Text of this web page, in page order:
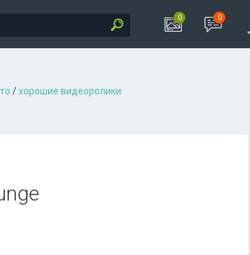
0 0
/хорошие видеоролики